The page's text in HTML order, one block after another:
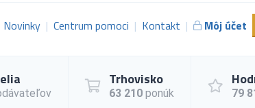
Novinky Centrum pomoci Kontakt Môj účet
Trhovisko
63 210 ponúk 79